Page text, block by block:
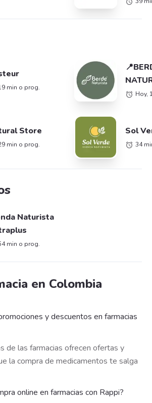
min o prog.
Store
min o prog.
Hoy,
Sol
34
Naturista
min o prog.
en Colombia
y descuentos en farmacias
de las farmacias ofrecen ofertas y
la compra de medicamentos te salga
online en farmacias con Rappi?